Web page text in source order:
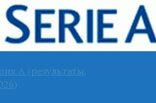
А (результаты,